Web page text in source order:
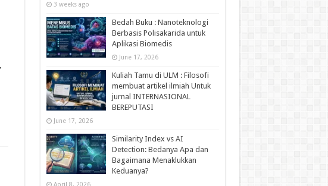
3 weeks ago
Bedah Buku : Nanoteknologi
Berbasis Polisakarida untuk
Aplikasi Biomedis
June 17, 2026
Kuliah Tamu di ULM : Filosofi
membuat artikel ilmiah Untuk
jurnal INTERNASIONAL
BEREPUTASI
June 17, 2026
Similarity Index vs AI
Detection: Bedanya Apa dan
Bagaimana Menaklukkan
Keduanya?
April 8, 2026